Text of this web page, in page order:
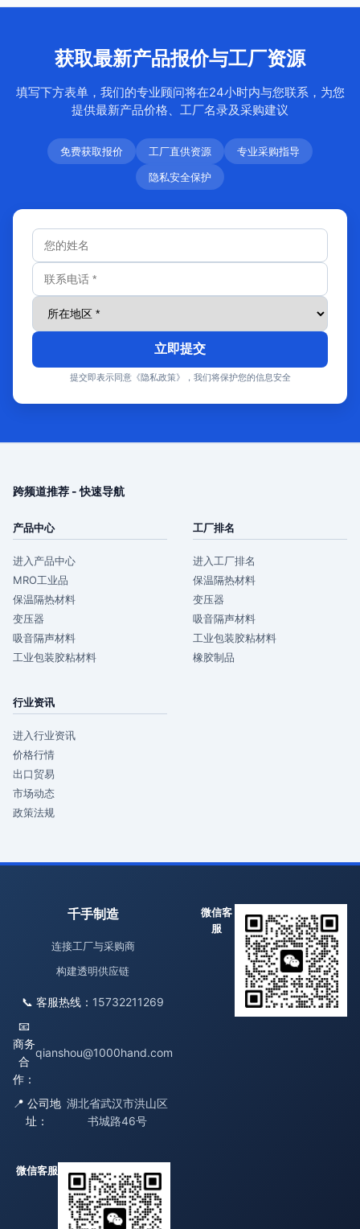
获取最新产品报价与工厂资源
填写下方表单，我们的专业顾问将在24小时内与您联系，为您
提供最新产品价格、工厂名录及采购建议
免费获取报价 工厂直供资源
专业采购指导
隐私安全保护
立即提交
提交即表示同意《隐私政策》，我们将保护您的信息安全
跨频道推荐 - 快速导航
产品中心
进入产品中心
MRO工业品
保温隔热材料
变压器
吸音隔声材料
工业包装胶粘材料
工厂排名
进入工厂排名
保温隔热材料
变压器
吸音隔声材料
工业包装胶粘材料
橡胶制品
行业资讯
进入行业资讯
价格行情
出口贸易
市场动态
政策法规
千手制造
连接工厂与采购商
构建透明供应链
📞 客服热线： 15732211269
📧
商务
合
作：
qianshou@1000hand.com
📍 公司地
址：
湖北省武汉市洪山区
书城路46号
微信客
服
微信客服